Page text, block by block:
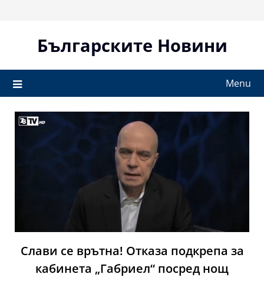
Българските Новини
Menu
Слави се врътна! Отказа подкрепа за
кабинета „Габриел“ посред нощ